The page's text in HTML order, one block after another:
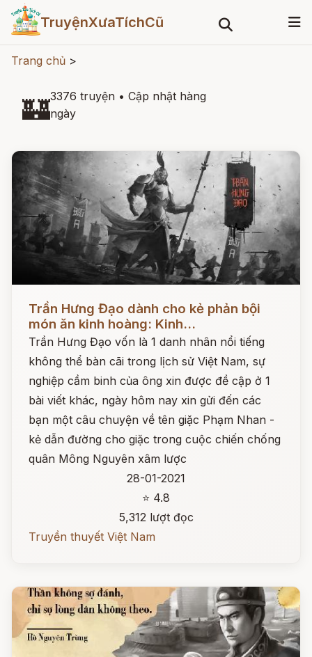
TruyệnXưaTíchCũ
Trang chủ >
🏰3376 truyện • Cập nhật hàng
ngày
Đọc ngay
Trần Hưng Đạo dành cho kẻ phản bội
món ăn kinh hoàng: Kinh...
Trần Hưng Đạo vốn là 1 danh nhân nổi tiếng
không thể bàn cãi trong lịch sử Việt Nam, sự
nghiệp cầm binh của ông xin được đề cập ở 1
bài viết khác, ngày hôm nay xin gửi đến các
bạn một câu chuyện về tên giặc Phạm Nhan -
kẻ dẫn đường cho giặc trong cuộc chiến chống
quân Mông Nguyên xâm lược
28-01-2021
⭐ 4.8
5,312 lượt đọc
Truyền thuyết Việt Nam